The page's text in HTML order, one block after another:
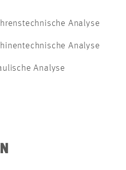
Analyse
Analyse
Analyse